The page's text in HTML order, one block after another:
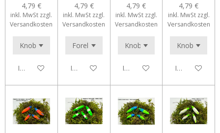
4,79 €
inkl. MwSt zzgl.
Versandkosten
In den Warenkorb
4,79 €
inkl. MwSt zzgl.
Versandkosten
In den Warenkorb
4,79 €
inkl. MwSt zzgl.
Versandkosten
In den Warenkorb
4,79 €
inkl. MwSt zzgl.
Versandkosten
In den